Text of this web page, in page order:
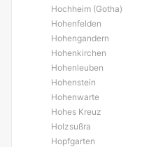
Hochheim (Gotha)
Hohenfelden
Hohengandern
Hohenkirchen
Hohenleuben
Hohenstein
Hohenwarte
Hohes Kreuz
Holzsußra
Hopfgarten